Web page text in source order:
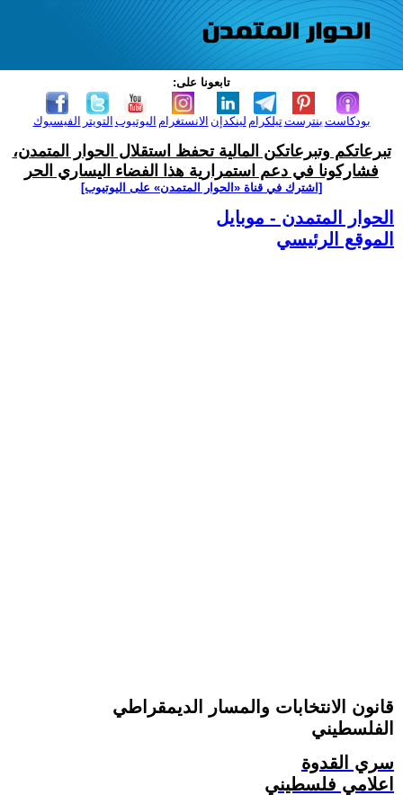
تابعونا على:
الفيسبوك التويتر اليوتيوب الانستغرام لينكدإن تيلكرامبنترست بودكاست
تبرعاتكم وتبرعاتكن المالية تحفظ استقلال الحوار المتمدن،
فشاركونا في دعم استمرارية هذا الفضاء اليساري الحر
[اشترك في قناة ‫«الحوار المتمدن» على اليوتيوب]
الحوار المتمدن - موبايل
الموقع الرئيسي
قانون الانتخابات والمسار الديمقراطي
الفلسطيني
سري القدوة
اعلامي فلسطيني